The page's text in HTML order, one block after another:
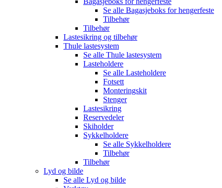
Se alle Bagasjeboks for hengerfeste
Tilbehør
Tilbehør
Lastesikring og tilbehør
Thule lastesystem
Se alle Thule lastesystem
Lasteholdere
Se alle Lasteholdere
Fotsett
Monteringskit
Stenger
Lastesikring
Reservedeler
Skiholder
Sykkelholdere
Se alle Sykkelholdere
Tilbehør
Tilbehør
Lyd og bilde
Se alle Lyd og bilde